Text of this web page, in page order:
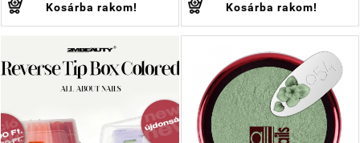
Kosárba rakom! Kosárba rakom!